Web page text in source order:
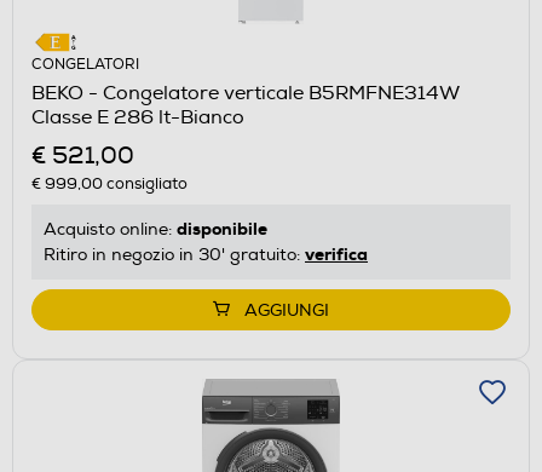
CONGELATORI
BEKO - Congelatore verticale B5RMFNE314W
Classe E 286 lt-Bianco
€ 521,00
€ 999,00consigliato
Acquisto online: disponibile
Ritiro in negozio in 30' gratuito: verifica
AGGIUNGI